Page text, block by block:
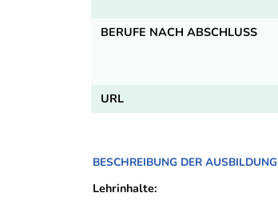
BERUFE NACH ABSCHLUSS
URL
BESCHREIBUNG DER AUSBILDUNG
Lehrinhalte: